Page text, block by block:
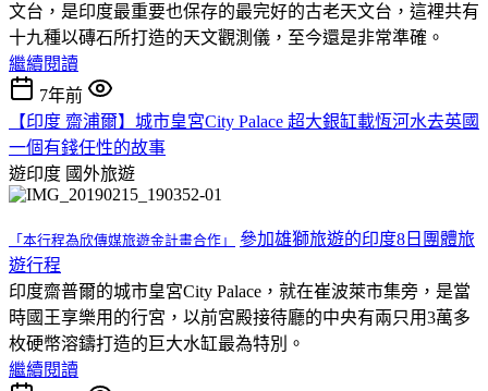
文台，是印度最重要也保存的最完好的古老天文台，這裡共有
十九種以磚石所打造的天文觀測儀，至今還是非常準確。
繼續閱讀
7年前
【印度 齋浦爾】城市皇宮City Palace 超大銀缸載恆河水去英國
一個有錢任性的故事
遊印度 國外旅遊
「本行程為欣傳媒旅遊金計畫合作」
參加雄獅旅遊的印度8日團體旅
遊行程
印度齋普爾的城市皇宮City Palace，就在崔波萊市集旁，是當
時國王享樂用的行宮，以前宮殿接待廳的中央有兩只用3萬多
枚硬幣溶鑄打造的巨大水缸最為特別。
繼續閱讀